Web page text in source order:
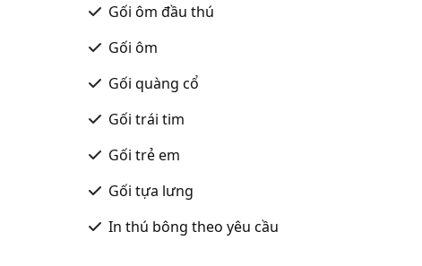
Gối ôm đầu thú
Gối ôm
Gối quàng cổ
Gối trái tim
Gối trẻ em
Gối tựa lưng
In thú bông theo yêu cầu